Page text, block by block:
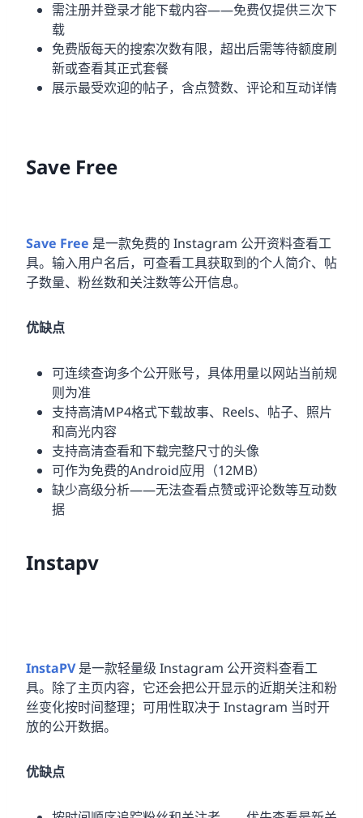
需注册并登录才能下载内容——免费仅提供三次下
载
免费版每天的搜索次数有限，超出后需等待额度刷
新或查看其正式套餐
展示最受欢迎的帖子，含点赞数、评论和互动详情
Save Free
Save Free 是一款免费的 Instagram 公开资料查看工
具。输入用户名后，可查看工具获取到的个人简介、帖
子数量、粉丝数和关注数等公开信息。
优缺点
可连续查询多个公开账号，具体用量以网站当前规
则为准
支持高清MP4格式下载故事、Reels、帖子、照片
和高光内容
支持高清查看和下载完整尺寸的头像
可作为免费的Android应用（12MB）
缺少高级分析——无法查看点赞或评论数等互动数
据
Instapv
InstaPV是一款轻量级 Instagram 公开资料查看工
具。除了主页内容，它还会把公开显示的近期关注和粉
丝变化按时间整理；可用性取决于 Instagram 当时开
放的公开数据。
优缺点